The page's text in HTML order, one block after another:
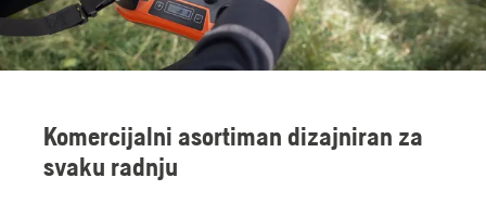
Komercijalni asortiman dizajniran za
svaku radnju